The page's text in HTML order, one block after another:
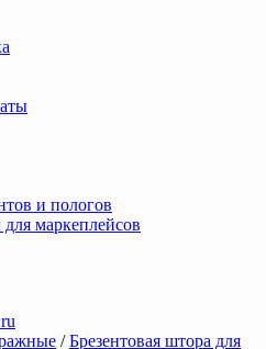
и пологов
маркеплейсов
/Брезентовая штора для